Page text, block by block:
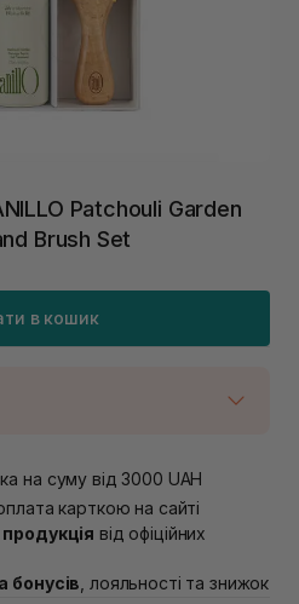
Patchouli Garden
Brush Set
в кошик
Винниченка 4
Академіка Підстригача, 1В
на суму від 3000 UAH
карткою на сайті
від офіційних
бонусів , лояльності та знижок